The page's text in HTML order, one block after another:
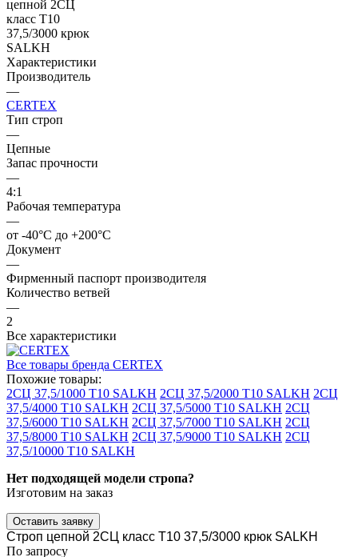
Характеристики
Производитель
—
CERTEX
Тип строп
—
Цепные
Запас прочности
—
4:1
Рабочая температура
—
от -40°C до +200°C
Документ
—
Фирменный паспорт производителя
Количество ветвей
—
2
Все характеристики
Все товары бренда CERTEX
Похожие товары:
2СЦ 37,5/1000 Т10 SALKH 2СЦ 37,5/2000 Т10 SALKH 2СЦ
37,5/4000 Т10 SALKH 2СЦ 37,5/5000 Т10 SALKH 2СЦ
37,5/6000 Т10 SALKH 2СЦ 37,5/7000 Т10 SALKH 2СЦ
37,5/8000 Т10 SALKH 2СЦ 37,5/9000 Т10 SALKH 2СЦ
37,5/10000 Т10 SALKH
Нет подходящей модели стропа?
Изготовим на заказ
Оставить заявку
Строп цепной 2СЦ класс Т10 37,5/3000 крюк SALKH
По запросу